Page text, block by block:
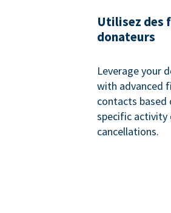
Utilisez des
donateurs
Leverage your
with advanced
contacts
specific activity
cancellations.